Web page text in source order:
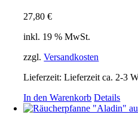
27,80€
inkl. 19 % MwSt.
zzgl.Versandkosten
Lieferzeit:Lieferzeit ca. 2-3
In den Warenkorb Details